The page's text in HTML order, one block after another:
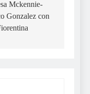
Mckennie-
Gonzalez con